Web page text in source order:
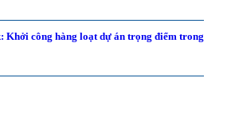
Khởi công hàng loạt dự án trọng điểm trong